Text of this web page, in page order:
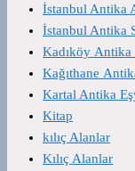
İstanbul Antika
İstanbul Antika
Kadıköy Antika
Kağıthane
Kartal Antika
Kitap
kılıç Alanlar
Kılıç Alanlar